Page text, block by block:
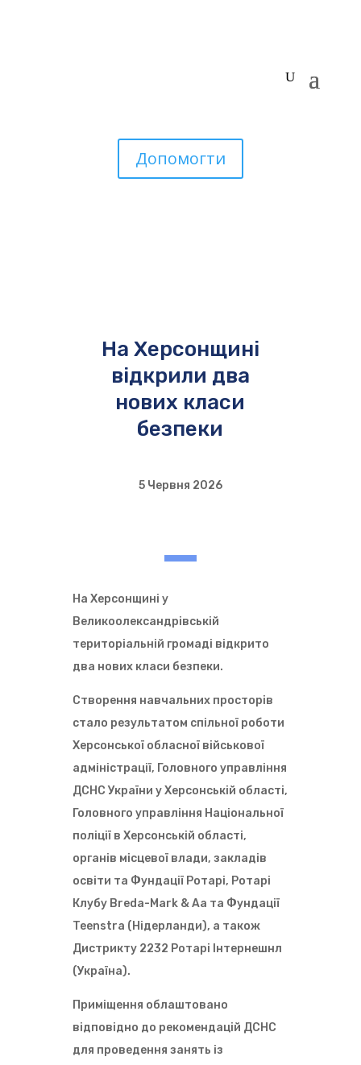
Допомогти
На Херсонщині
відкрили два
нових класи
безпеки
5 Червня 2026
На Херсонщині у
Великоолександрівській
територіальній громаді відкрито
два нових класи безпеки.
Створення навчальних просторів
стало результатом спільної роботи
Херсонської обласної військової
адміністрації, Головного управління
ДСНС України у Херсонській області,
Головного управління Національної
поліції в Херсонській області,
органів місцевої влади, закладів
освіти та Фундації Ротарі, Ротарі
Клубу Breda-Mark & Aa та Фундації
Teenstra (Нідерланди), а також
Дистрикту 2232 Ротарі Інтернешнл
(Україна).
Приміщення облаштовано
відповідно до рекомендацій ДСНС
для проведення занять із